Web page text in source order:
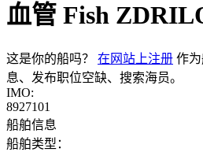
血管 Fish
这是你的船吗？ 在网站上注册 作
息、发布职位空缺、搜索海员。
IMO:
8927101
船舶信息
船舶类型：